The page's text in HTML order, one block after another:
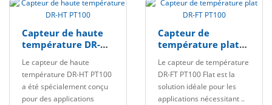
Capteur de haute
température DR-HT
Le capteur de haute
température DR-HT PT100
a été spécialement conçu
pour des applications
Capteur de
température plat
Le capteur de température
DR-FT PT100 Flat est la
solution idéale pour les
applications nécessitant ..